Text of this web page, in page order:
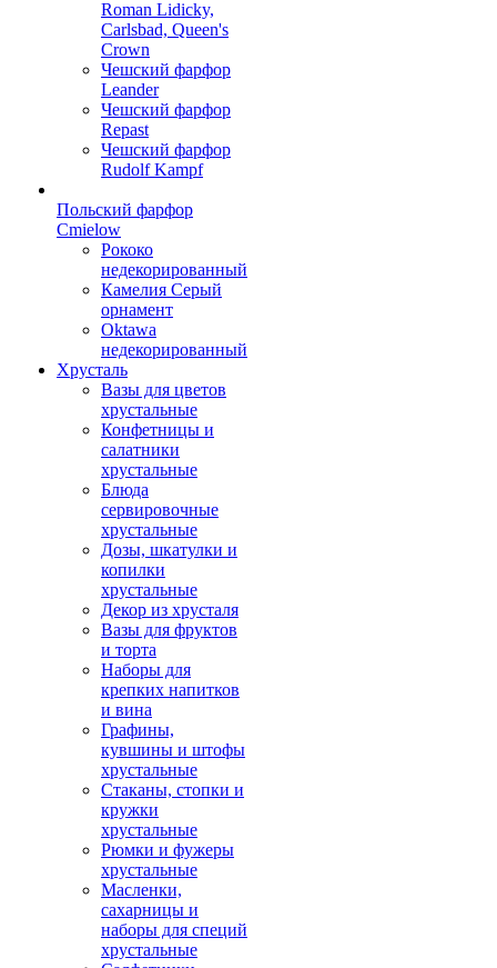
Roman Lidicky,
Carlsbad, Queen's
Crown
Чешский фарфор
Leander
Чешский фарфор
Repast
Чешский фарфор
Rudolf Kampf
Польский фарфор
Сmielow
Рококо
недекорированный
Камелия Серый
орнамент
Oktawa
недекорированный
Хрусталь
Вазы для цветов
хрустальные
Конфетницы и
салатники
хрустальные
Блюда
сервировочные
хрустальные
Дозы, шкатулки и
копилки
хрустальные
Декор из хрусталя
Вазы для фруктов
и торта
Наборы для
крепких напитков
и вина
Графины,
кувшины и штофы
хрустальные
Стаканы, стопки и
кружки
хрустальные
Рюмки и фужеры
хрустальные
Масленки,
сахарницы и
наборы для специй
хрустальные